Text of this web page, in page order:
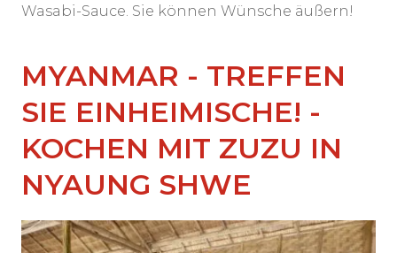
Wasabi-Sauce. Sie können Wünsche äußern!
MYANMAR - TREFFEN
SIE EINHEIMISCHE! -
KOCHEN MIT ZUZU IN
NYAUNG SHWE